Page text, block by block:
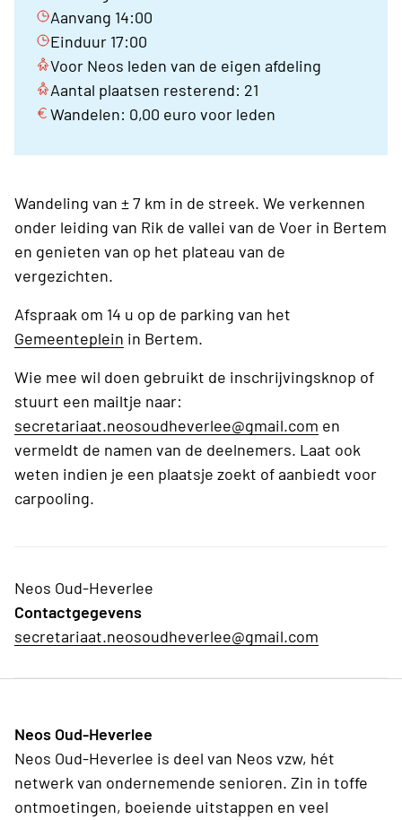
Aanvang 14:00
Einduur 17:00
Voor Neos leden van de eigen afdeling
Aantal plaatsen resterend: 21
Wandelen: 0,00 euro voor leden
Wandeling van ± 7 km in de streek. We verkennen
onder leiding van Rik de vallei van de Voer in Bertem
en genieten van op het plateau van de
vergezichten.
Afspraak om 14 u op de parking van het
Gemeenteplein in Bertem.
Wie mee wil doen gebruikt de inschrijvingsknop of
stuurt een mailtje naar:
secretariaat.neosoudheverlee@gmail.com en
vermeldt de namen van de deelnemers. Laat ook
weten indien je een plaatsje zoekt of aanbiedt voor
carpooling.
Neos Oud-Heverlee
Contactgegevens
secretariaat.neosoudheverlee@gmail.com
Neos Oud-Heverlee
Neos Oud-Heverlee is deel van Neos vzw, hét
netwerk van ondernemende senioren. Zin in toffe
ontmoetingen, boeiende uitstappen en veel